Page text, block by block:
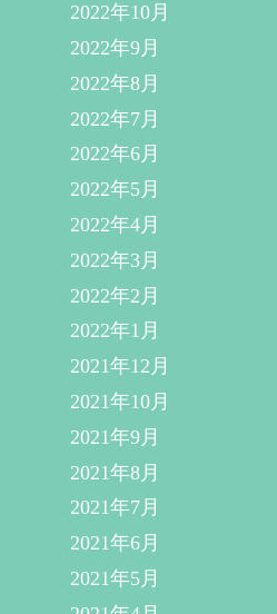
2022年10月
2022年9月
2022年8月
2022年7月
2022年6月
2022年5月
2022年4月
2022年3月
2022年2月
2022年1月
2021年12月
2021年10月
2021年9月
2021年8月
2021年7月
2021年6月
2021年5月